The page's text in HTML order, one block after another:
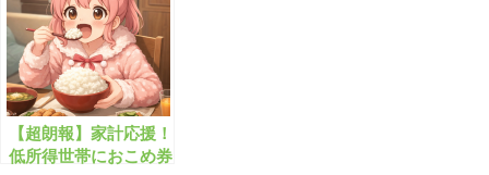
【超朗報】家計応援！
低所得世帯におこめ券